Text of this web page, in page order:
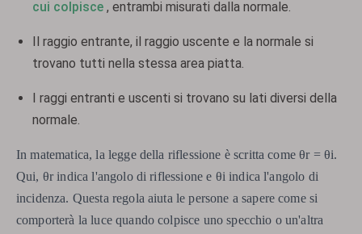
cui colpisce , entrambi misurati dalla normale.
Il raggio entrante, il raggio uscente e la normale si
trovano tutti nella stessa area piatta.
I raggi entranti e uscenti si trovano su lati diversi della
normale.
In matematica, la legge della riflessione è scritta come θr = θi.
Qui, θr indica l'angolo di riflessione e θi indica l'angolo di
incidenza. Questa regola aiuta le persone a sapere come si
comporterà la luce quando colpisce uno specchio o un'altra